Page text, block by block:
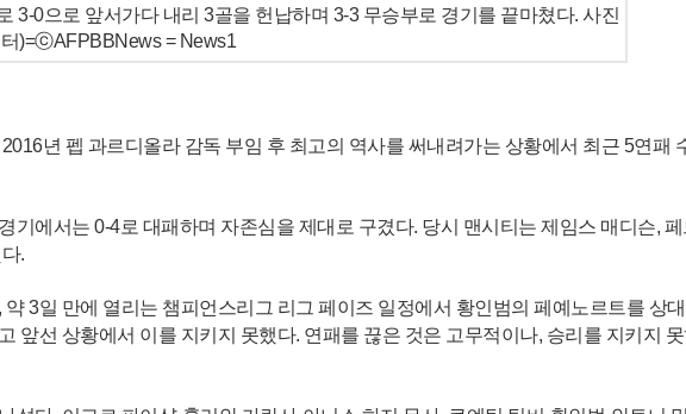
3-0으로 앞서가다 내리 3골을 헌납하며 3-3 무승부로 경기를 끝마쳤다. 사진
)=ⓒAFPBBNews = News1
년 펩 과르디올라 감독 부임 후 최고의 역사를 써내려가는 상황에서 최근 5연패
기에서는 0-4로 대패하며 자존심을 제대로 구겼다. 당시 맨시티는 제임스 매디슨, 페
.
3일 만에 열리는 챔피언스리그 리그 페이즈 일정에서 황인범의 페예노르트를 상
앞선 상황에서 이를 지키지 못했다. 연패를 끊은 것은 고무적이나, 승리를 지키지